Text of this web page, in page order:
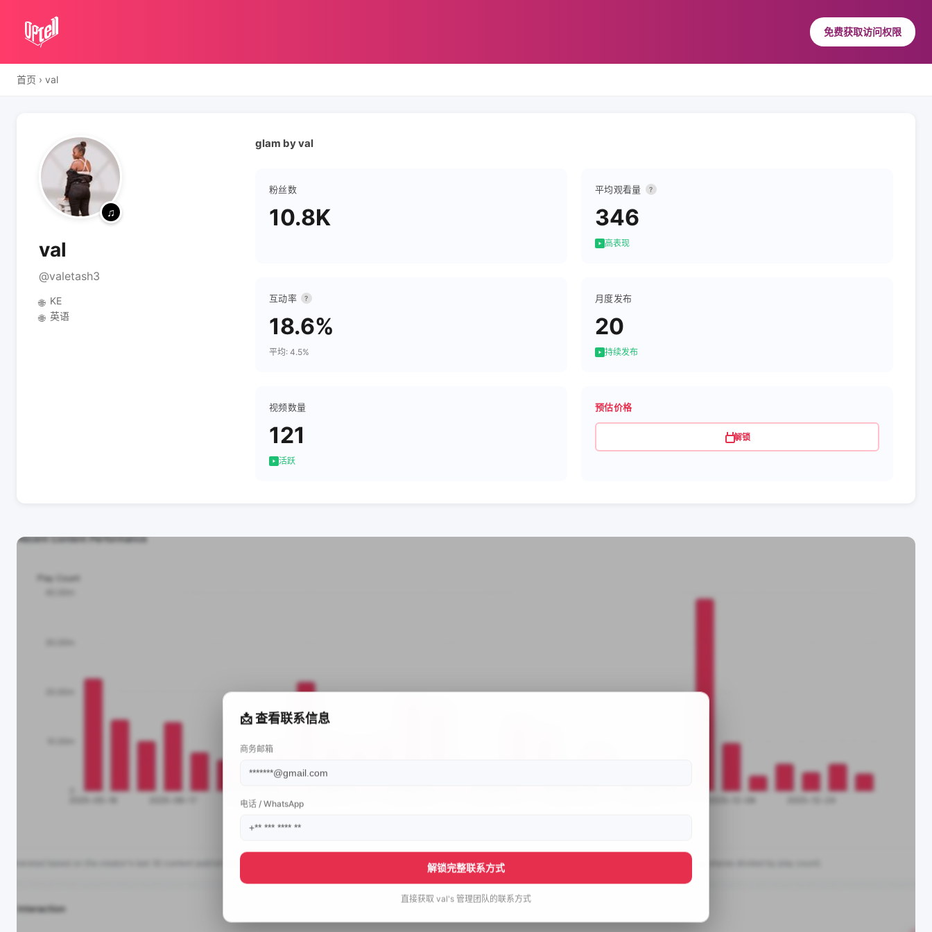
免费获取访问权限
首页 › val
val
@valetash3
🌐 KE
🌐 英语
glam by val
粉丝数
10.8K
平均观看量 ?
346
高表现
互动率 ?
18.6%
平均: 4.5%
月度发布
20
持续发布
视频数量
121
活跃
预估价格
解锁
📩 查看联系信息
商务邮箱
电话 / WhatsApp
解锁完整联系方式
直接获取 val's 管理团队的联系方式